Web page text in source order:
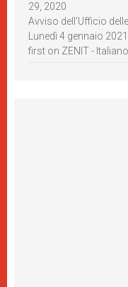
29, 2020
Avviso dell’Ufficio
Lunedì 4 gennaio
first on ZENIT - Italiano.